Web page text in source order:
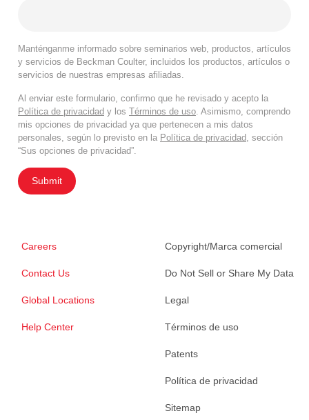
Manténganme informado sobre seminarios web, productos, artículos
y servicios de Beckman Coulter, incluidos los productos, artículos o
servicios de nuestras empresas afiliadas.
Al enviar este formulario, confirmo que he revisado y acepto la
Política de privacidad y los Términos de uso . Asimismo, comprendo
mis opciones de privacidad ya que pertenecen a mis datos
personales, según lo previsto en la Política de privacidad , sección
“Sus opciones de privacidad”.
Submit
Careers
Contact Us
Global Locations
Help Center
Copyright/Marca comercial
Do Not Sell or Share My Data
Legal
Términos de uso
Patents
Política de privacidad
Sitemap